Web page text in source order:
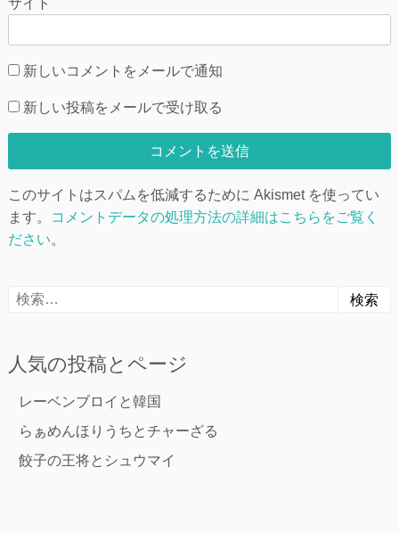
サイト
新しいコメントをメールで通知
新しい投稿をメールで受け取る
このサイトはスパムを低減するために Akismet を使ってい
ます。
コメントデータの処理方法の詳細はこちらをご覧く
ださい。
検
人気の投稿とページ
レーベンブロイと韓国
らぁめんほりうちとチャーざる
餃子の王将とシュウマイ